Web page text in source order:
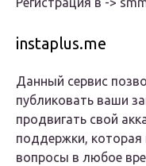
instaplus.me
Данный сервис
публиковать ваши
продвигать свой
поддержки, которая
вопросы в любое